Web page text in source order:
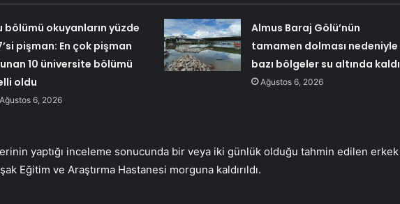
bölümü okuyanların yüzde
pişman: En çok pişman
10 üniversite bölümü
oldu
Ağustos 6, 2026
Almus Baraj Gölü’nün
tamamen dolması nedeniyle
bazı bölgeler su altında kaldı
Ağustos 6, 2026
yaptığı inceleme sonucunda bir veya iki günlük olduğu tahmin edilen erkek
Eğitim ve Araştırma Hastanesi morguna kaldırıldı.